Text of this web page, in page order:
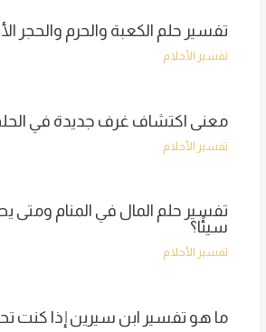
تفسير حلم الكعبة والحرم والحجر
تفسير الأحلام
معنى اكتشاف غرف جديدة في
تفسير الأحلام
تفسير حلم المال في المنام ومتى
سيئًا؟
تفسير الأحلام
ما هو تفسير ابن سيرين إذا كنت